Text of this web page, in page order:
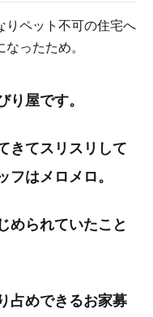
りペット不可の住宅へ
ったため。
り屋です。
きてスリスリして
フはメロメロ。
められていたこと
占めできるお家募